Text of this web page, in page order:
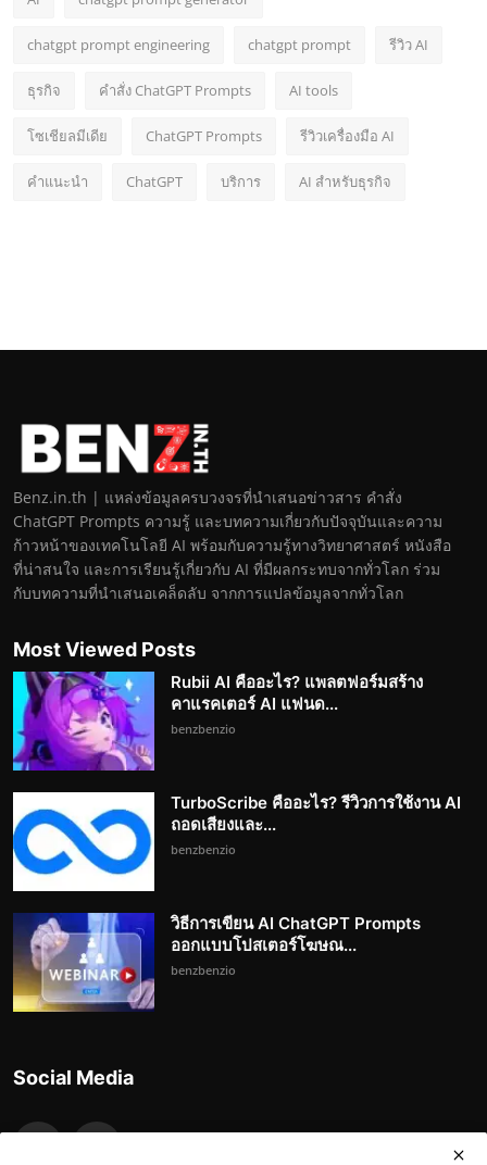
chatgpt prompt engineering chatgpt prompt รีวิว AI
ธุรกิจ คำสั่ง ChatGPT Prompts AI tools
โซเชียลมีเดีย ChatGPT Prompts รีวิวเครื่องมือ AI
คำแนะนำ ChatGPT บริการ AI สำหรับธุรกิจ
Benz.in.th | แหล่งข้อมูลครบวงจรที่นำเสนอข่าวสาร คำสั่ง
ChatGPT Prompts ความรู้ และบทความเกี่ยวกับปัจจุบันและความ
ก้าวหน้าของเทคโนโลยี AI พร้อมกับความรู้ทางวิทยาศาสตร์ หนังสือ
ที่น่าสนใจ และการเรียนรู้เกี่ยวกับ AI ที่มีผลกระทบจากทั่วโลก ร่วม
กับบทความที่นำเสนอเคล็ดลับ จากการแปลข้อมูลจากทั่วโลก
Most Viewed Posts
Rubii AI คืออะไร? แพลตฟอร์มสร้าง
คาแรคเตอร์ AI แฟนด...
benzbenzio
TurboScribe คืออะไร? รีวิวการใช้งาน AI
ถอดเสียงและ...
benzbenzio
วิธีการเขียน AI ChatGPT Prompts
ออกแบบโปสเตอร์โฆษณ...
benzbenzio
Social Media